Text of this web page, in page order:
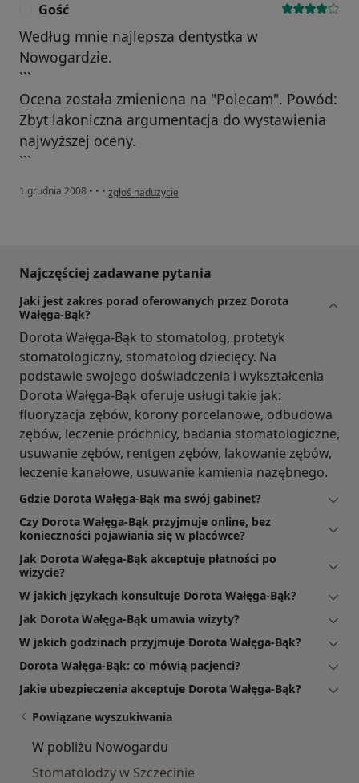
Gość
Według mnie najlepsza dentystka w
Nowogardzie.
```
Ocena została zmieniona na "Polecam". Powód:
Zbyt lakoniczna argumentacja do wystawienia
najwyższej oceny.
```
1 grudnia 2008 • • • w opinii użytkownika Gość
zgłoś nadużycie
Najczęściej zadawane pytania
Jaki jest zakres porad oferowanych przez Dorota
Wałęga-Bąk?
Dorota Wałęga-Bąk to stomatolog, protetyk
stomatologiczny, stomatolog dziecięcy. Na
podstawie swojego doświadczenia i wykształcenia
Dorota Wałęga-Bąk oferuje usługi takie jak:
fluoryzacja zębów, korony porcelanowe, odbudowa
zębów, leczenie próchnicy, badania stomatologiczne,
usuwanie zębów, rentgen zębów, lakowanie zębów,
leczenie kanałowe, usuwanie kamienia nazębnego.
Gdzie Dorota Wałęga-Bąk ma swój gabinet?
Czy Dorota Wałęga-Bąk przyjmuje online, bez
konieczności pojawiania się w placówce?
Jak Dorota Wałęga-Bąk akceptuje płatności po
wizycie?
W jakich językach konsultuje Dorota Wałęga-Bąk?
Jak Dorota Wałęga-Bąk umawia wizyty?
W jakich godzinach przyjmuje Dorota Wałęga-Bąk?
Dorota Wałęga-Bąk: co mówią pacjenci?
Jakie ubezpieczenia akceptuje Dorota Wałęga-Bąk?
Powiązane wyszukiwania
W pobliżu Nowogardu
Stomatolodzy w Szczecinie